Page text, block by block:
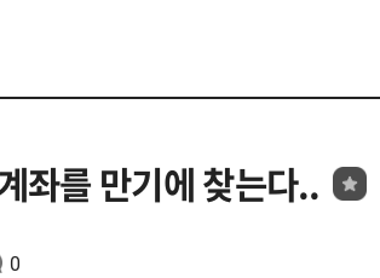
좌를 만기에 찾는다..
0